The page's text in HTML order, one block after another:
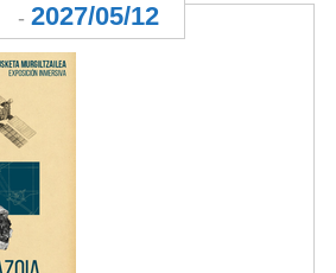
- 2027/05/12